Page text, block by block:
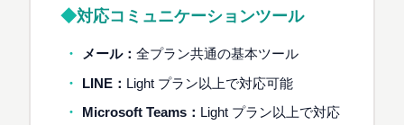
対応コミュニケーションツール
メール： 全プラン共通の基本ツール
LINE： Light プラン以上で対応可能
Microsoft Teams： Light プラン以上で対応